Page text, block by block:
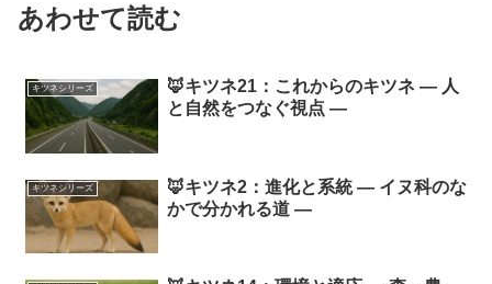
あわせて読む
キツネシリーズ
🦊キツネ21：これからのキツネ ― 人
と自然をつなぐ視点 ―
キツネシリーズ
🦊キツネ2：進化と系統 ― イヌ科のな
かで分かれる道 ―